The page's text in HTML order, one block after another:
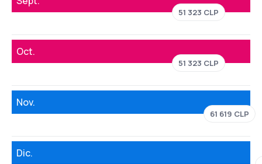
51 323 CLP
Oct.
51 323 CLP
Nov.
61 619 CLP
Dic.